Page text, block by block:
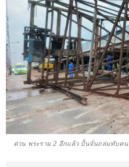
ด่วน พระราม 2 อีกแล้ว ปั้นจั่นถล่มทับคน